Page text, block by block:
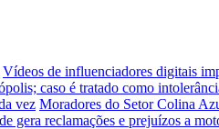
Vídeos de influenciadores digitais
caso é tratado como
vez Moradores do Setor Colina
gera reclamações e prejuízos a